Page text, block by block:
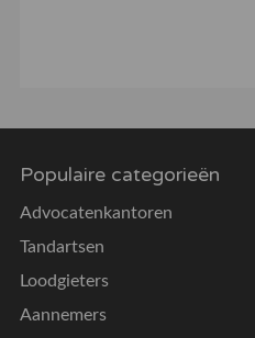
Populaire categorieën
Advocatenkantoren
Tandartsen
Loodgieters
Aannemers